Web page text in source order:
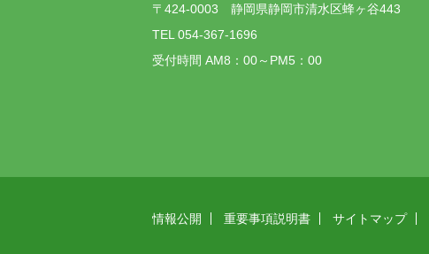
〒424-0003 静岡県静岡市清水区蜂ヶ谷443
TEL 054-367-1696
受付時間 AM8：00～PM5：00
情報公開 重要事項説明書 サイトマップ